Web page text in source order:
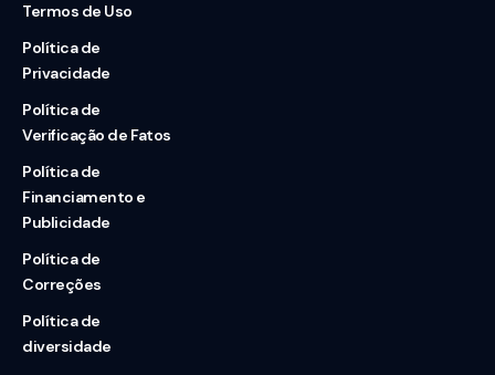
Termos de Uso
Política de
Privacidade
Política de
Verificação de Fatos
Política de
Financiamento e
Publicidade
Política de
Correções
Política de
diversidade